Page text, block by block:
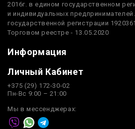
2016г. в едином государственном
и индивидуальных
государственной регистрации
Торговом реестре - 13.05.2020
Информация
Личный Кабинет
+375 (29) 172-30-02
Пн-Вс 9:00 – 21:00
Мы в мессенджерах: